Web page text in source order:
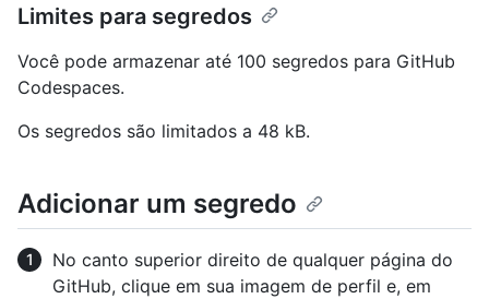
Limites para segredos
Você pode armazenar até 100 segredos para GitHub
Codespaces.
Os segredos são limitados a 48 kB.
Adicionar um segredo
No canto superior direito de qualquer página do
GitHub, clique em sua imagem de perfil e, em